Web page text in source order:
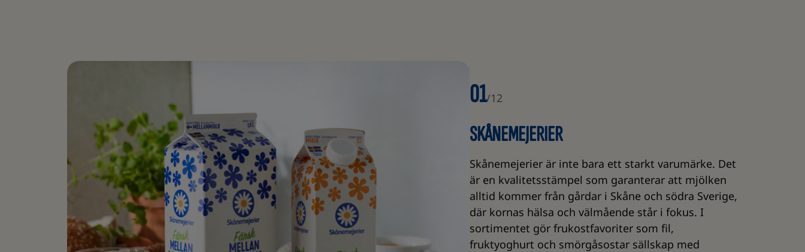
01/12
SKÅNEMEJERIER
Skånemejerier är inte bara ett starkt varumärke. Det
är en kvalitetsstämpel som garanterar att mjölken
alltid kommer från gårdar i Skåne och södra Sverige,
där kornas hälsa och välmående står i fokus. I
sortimentet gör frukostfavoriter som fil,
fruktyoghurt och smörgåsostar sällskap med